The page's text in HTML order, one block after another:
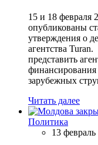
15 и 18 февраля
опубликованы
утверждения о
агентства
представить
зарубежных
Читать далее
Политика
13